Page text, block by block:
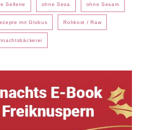
Sellerie ohne Sesa ohne Sesam
mit Globus Rohkost / Raw